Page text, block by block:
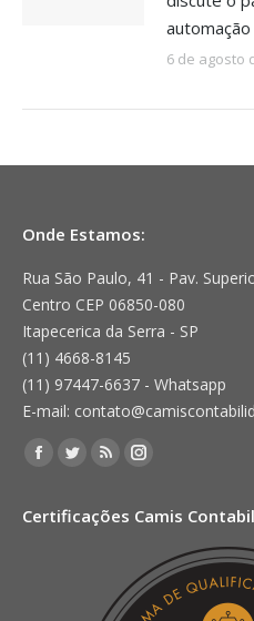
automação
6 de agosto
Onde Estamos:
Rua São Paulo, 41 - Pav.
Centro CEP 06850-080
Itapecerica da Serra - SP
(11) 4668-8145
(11) 97447-6637 - Whatsapp
E-mail:
Encontre-nos em:
Facebook
opens
Twitter
opens
window
Rss
opens
new
window
Instagram
opens
new
window
Certificações Camis